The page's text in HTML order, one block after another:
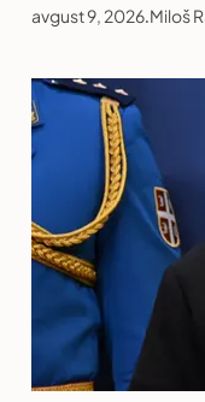
avgust 9, 2026.Miloš